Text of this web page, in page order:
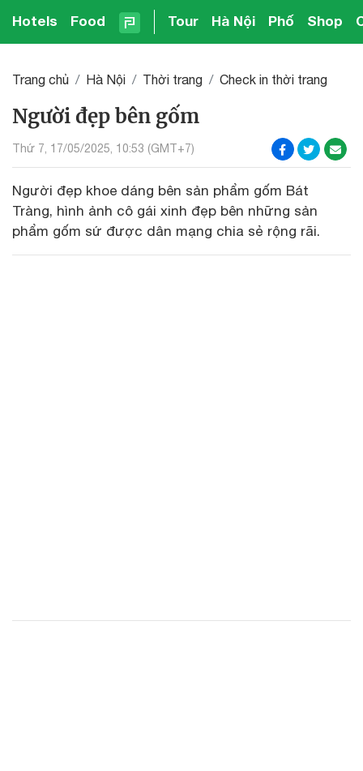
Hotels Food Tour Hà Nội Phố Shop
Trang chủ Hà Nội Thời trang Check in thời trang
Người đẹp bên gốm
Thứ 7, 17/05/2025, 10:53 (GMT+7)
Người đẹp khoe dáng bên sản phẩm gốm Bát
Tràng, hình ảnh cô gái xinh đẹp bên những sản
phẩm gốm sứ được dân mạng chia sẻ rộng rãi.